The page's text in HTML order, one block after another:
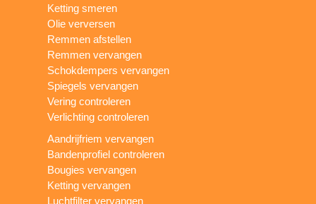
Ketting smeren
Olie verversen
Remmen afstellen
Remmen vervangen
Schokdempers vervangen
Spiegels vervangen
Vering controleren
Verlichting controleren
Aandrijfriem vervangen
Bandenprofiel controleren
Bougies vervangen
Ketting vervangen
Luchtfilter vervangen